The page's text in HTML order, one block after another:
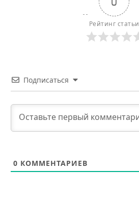
Рейтинг статьи
Подписаться
0 КОММЕНТАРИЕВ